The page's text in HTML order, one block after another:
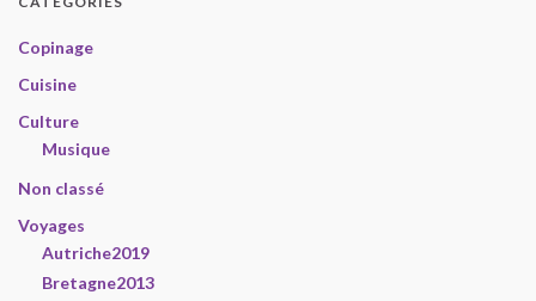
Copinage
Cuisine
Culture
Musique
Non classé
Voyages
Autriche2019
Bretagne2013